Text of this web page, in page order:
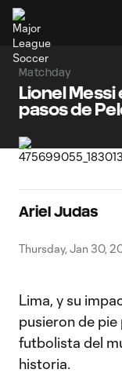
Matchday
Lionel Messi
pasos de
Ariel Judas
Thursday, Jan 30,
Lima, y su
pusieron de
futbolista del
historia.